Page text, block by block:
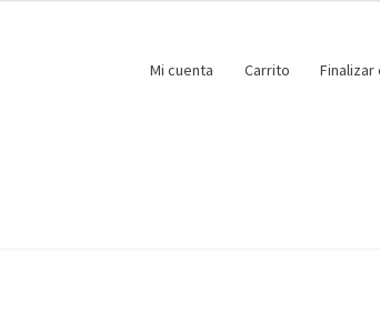
Mi cuenta Carrito Finalizar